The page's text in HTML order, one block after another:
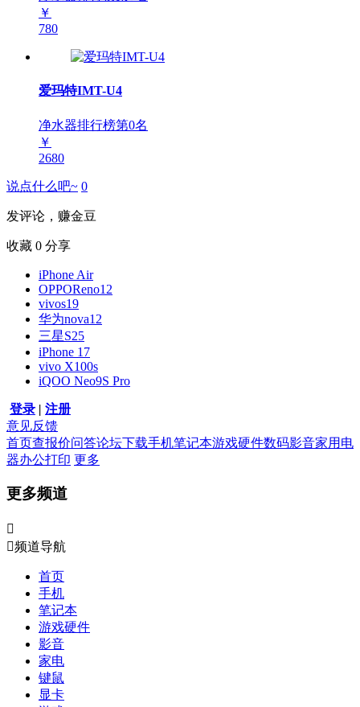
￥
780
爱玛特IMT-U4
净水器排行榜第0名
￥
2680
说点什么吧~ 0
发评论，赚金豆
收藏 0 分享
iPhone Air
OPPOReno12
vivos19
华为nova12
三星S25
iPhone 17
vivo X100s
iQOO Neo9S Pro
登录 | 注册
意见反馈
首页查报价问答论坛下载手机笔记本游戏硬件数码影音家用电
器办公打印 更多
更多频道

频道导航
首页
手机
笔记本
游戏硬件
影音
家电
键鼠
显卡